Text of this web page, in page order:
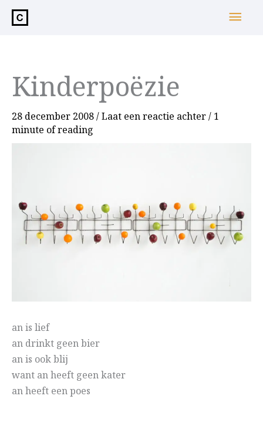
inhoud
Kinderpoëzie
28 december 2008/Laat een reactie achter/ 1
minute of reading
an is lief
an drinkt geen bier
an is ook blij
want an heeft geen kater
an heeft een poes